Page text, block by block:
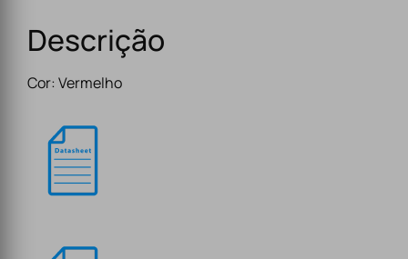
Descrição
Cor: Vermelho